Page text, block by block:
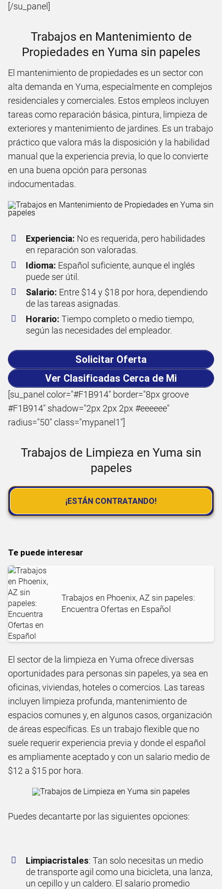
[/su_panel]
Trabajos en Mantenimiento de
Propiedades en Yuma sin papeles
El mantenimiento de propiedades es un sector con
alta demanda en Yuma, especialmente en complejos
residenciales y comerciales. Estos empleos incluyen
tareas como reparación básica, pintura, limpieza de
exteriores y mantenimiento de jardines. Es un trabajo
práctico que valora más la disposición y la habilidad
manual que la experiencia previa, lo que lo convierte
en una buena opción para personas
indocumentadas.
Experiencia: No es requerida, pero habilidades
en reparación son valoradas.
Idioma: Español suficiente, aunque el inglés
puede ser útil.
Salario: Entre $14 y $18 por hora, dependiendo
de las tareas asignadas.
Horario: Tiempo completo o medio tiempo,
según las necesidades del empleador.
Solicitar Oferta
Ver Clasificadas Cerca de Mi
[su_panel color="#F1B914" border="8px groove
#F1B914" shadow="2px 2px 2px #eeeeee"
radius="50" class="mypanel1"]
Trabajos de Limpieza en Yuma sin
papeles
¡ESTÁN CONTRATANDO!
Te puede interesar
Trabajos en Phoenix, AZ sin papeles:
Encuentra Ofertas en Español
El sector de la limpieza en Yuma ofrece diversas
oportunidades para personas sin papeles, ya sea en
oficinas, viviendas, hoteles o comercios. Las tareas
incluyen limpieza profunda, mantenimiento de
espacios comunes y, en algunos casos, organización
de áreas específicas. Es un trabajo flexible que no
suele requerir experiencia previa y donde el español
es ampliamente aceptado y con un salario medio de
$12 a $15 por hora.
Puedes decantarte por las siguientes opciones:
Limpiacristales: Tan solo necesitas un medio
de transporte agil como una bicicleta, una lanza,
un cepillo y un caldero. El salario promedio